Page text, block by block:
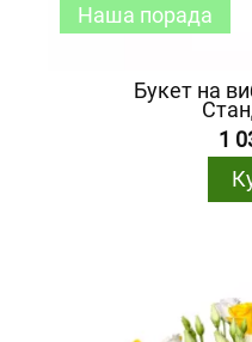
Букет на
1
Наша порада